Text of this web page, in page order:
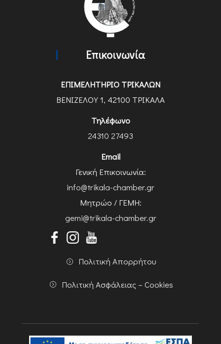
Επικοινωνία
ΕΠΙΜΕΛΗΤΗΡΙΟ ΤΡΙΚΑΛΩΝ
ΒΕΝΙΖΕΛΟΥ 1, 42100 ΤΡΙΚΑΛΑ
Τηλέφωνο
24310 27493
Email
Γενική Επικοινωνία:
info@trikala-chamber.gr
Μητρώο / ΓΕΜΗ:
gemi@trikala-chamber.gr
Πολιτική Απορρήτου
Πολιτική Ασφάλειας – Cookies